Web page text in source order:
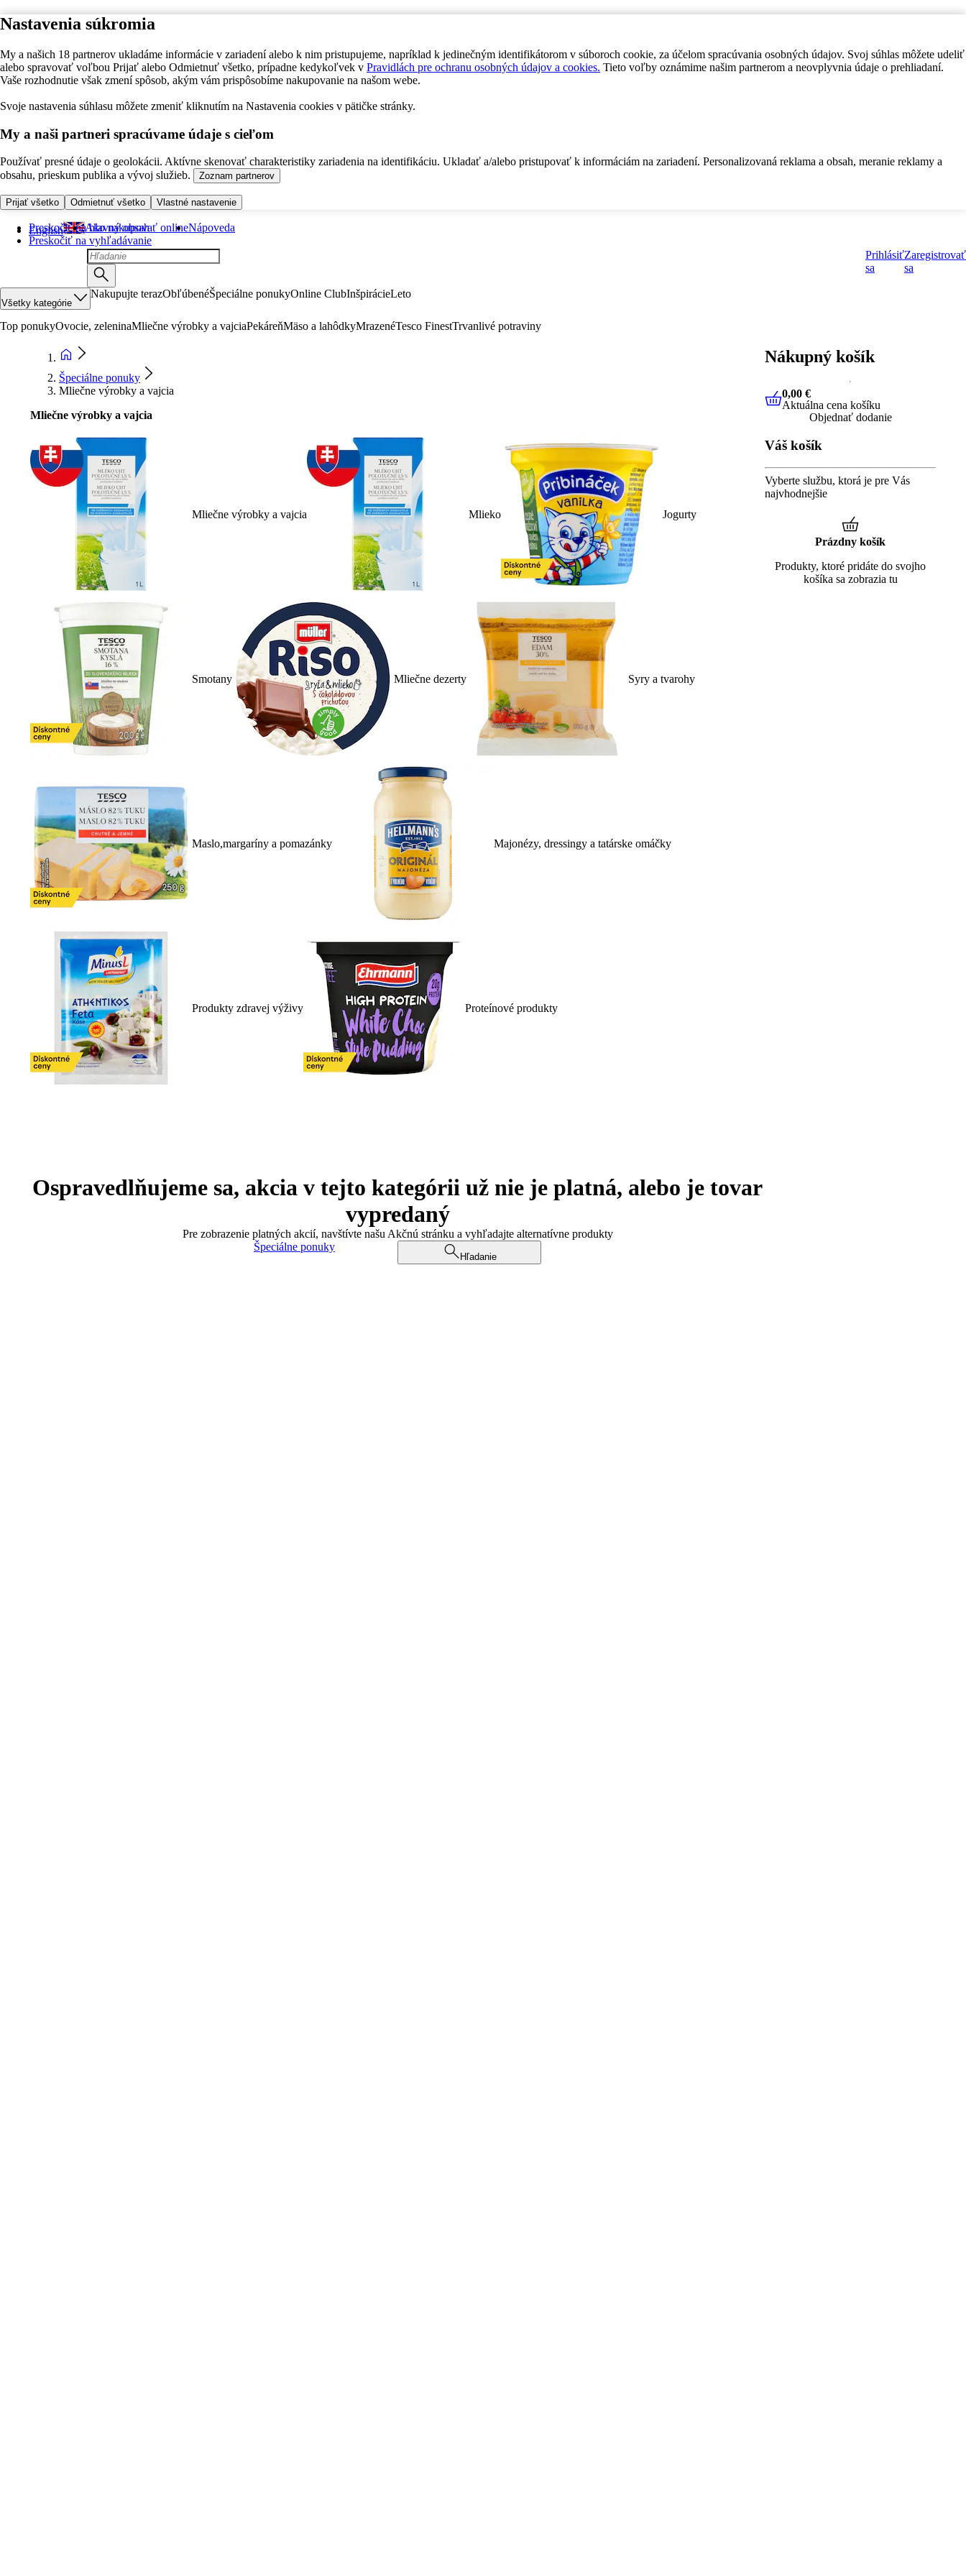
Nastavenia súkromia
My a našich 18 partnerov ukladáme informácie v zariadení alebo k nim pristupujeme, napríklad k jedinečným identifikátorom v súboroch cookie, za účelom spracúvania osobných údajov. Svoj súhlas môžete udeliť
alebo spravovať voľbou Prijať alebo Odmietnuť všetko, prípadne kedykoľvek v Pravidlách pre ochranu osobných údajov a cookies. Tieto voľby oznámime našim partnerom a neovplyvnia údaje o prehliadaní.
Vaše rozhodnutie však zmení spôsob, akým vám prispôsobíme nakupovanie na našom webe.
Svoje nastavenia súhlasu môžete zmeniť kliknutím na Nastavenia cookies v pätičke stránky.
My a naši partneri spracúvame údaje s cieľom
Používať presné údaje o geolokácii. Aktívne skenovať charakteristiky zariadenia na identifikáciu. Ukladať a/alebo pristupovať k informáciám na zariadení. Personalizovaná reklama a obsah, meranie reklamy a
obsahu, prieskum publika a vývoj služieb.
Zoznam partnerov
Prijať všetko Odmietnuť všetko Vlastné nastavenie
Preskočiť na hlavný obsah
Preskočiť na vyhľadávanie
English Ako nakupovať onlineNápoveda
Prihlásiť
sa
Zaregistrovať
sa
Všetky kategórie
Nakupujte terazObľúbenéŠpeciálne ponukyOnline ClubInšpirácieLeto
Top ponukyOvocie, zeleninaMliečne výrobky a vajciaPekáreňMäso a lahôdkyMrazenéTesco FinestTrvanlivé potraviny
Špeciálne ponuky
Mliečne výrobky a vajcia
Mliečne výrobky a vajcia
Mliečne výrobky a vajcia Mlieko Jogurty
Smotany Mliečne dezerty Syry a tvarohy
Maslo,margaríny a pomazánky Majonézy, dressingy a tatárske omáčky
Produkty zdravej výživy Proteínové produkty
Ospravedlňujeme sa, akcia v tejto kategórii už nie je platná, alebo je tovar
vypredaný
Pre zobrazenie platných akcií, navštívte našu Akčnú stránku a vyhľadajte alternatívne produkty
Špeciálne ponuky
Hľadanie
Nákupný košík
0,00 €Aktuálna cena košíku
0,00 €
Aktuálna cena košíku
Objednať dodanie
Váš košík
Vyberte službu, ktorá je pre Vás
najvhodnejšie
Prázdny košík
Produkty, ktoré pridáte do svojho
košíka sa zobrazia tu